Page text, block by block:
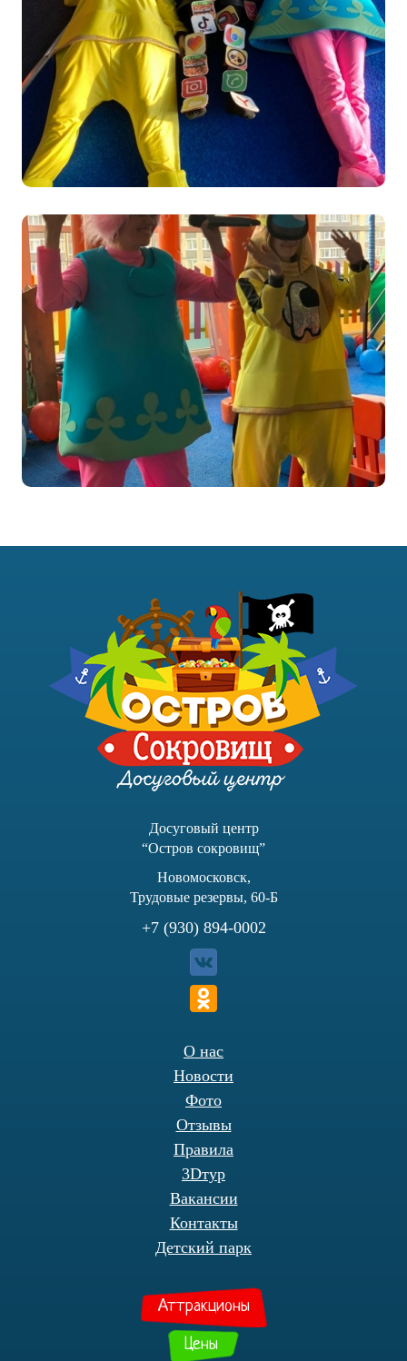
Досуговый центр
“Остров сокровищ”
Новомосковск,
Трудовые резервы, 60-Б
+7 (930) 894-0002
О нас
Новости
Фото
Отзывы
Правила
3Dтур
Вакансии
Контакты
Детский парк
Аттракционы
Цены